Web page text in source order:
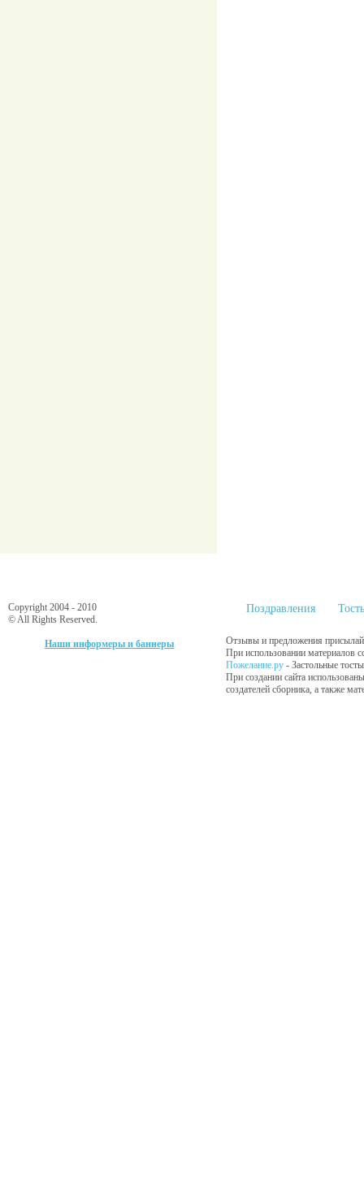
Copyright 2004 - 2010
© All Rights Reserved.
Наши информеры и баннеры
Поздравления
Отзывы и предложения
При использовании материалов
Пожелание.ру - Застольные тосты
При создании сайта
создателей сборника, а также